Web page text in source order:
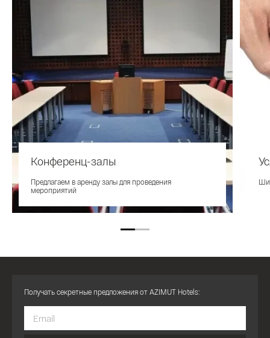
Конференц-залы
Предлагаем в аренду залы для проведения
мероприятий
Получать секретные предложения от AZIMUT Hotels: